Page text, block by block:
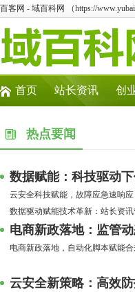
百客网 - 域百科网 （https://
首页 站长资讯 创
热点要闻
数据赋能：科技驱动
云安全科技赋能，故障应急速响
数据驱动赋能技术革新：站长资
电商新政落地：监管
电商新政落地，自动化脚本赋能
云安全新策略：高效